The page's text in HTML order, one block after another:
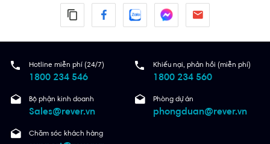
Hotline miễn phí (24/7)
1800 234 546
Khiếu nại, phản hồi (miễn phí)
1800 234 560
Bộ phận kinh doanh
Sales@rever.vn
Phòng dự án
phongduan@rever.vn
Chăm sóc khách hàng